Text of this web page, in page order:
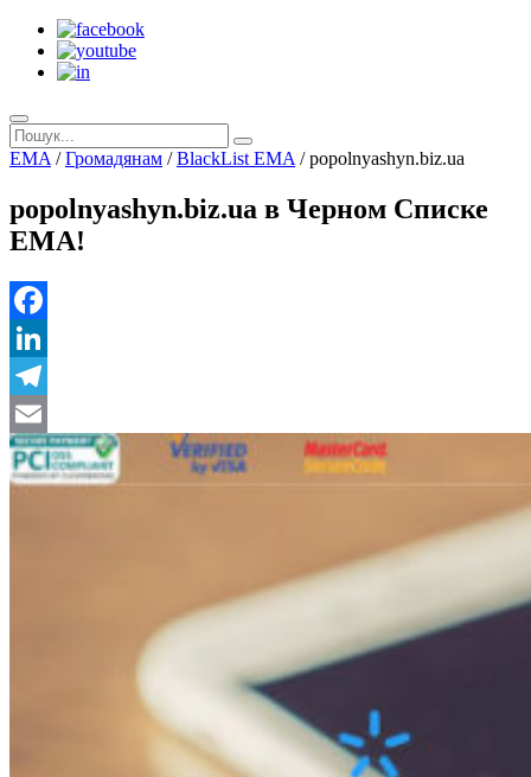
EMA /Громадянам /BlackList EMA /popolnyashyn.biz.ua
popolnyashyn.biz.ua в Черном Списке
ЕМА!
Facebook
LinkedIn
Telegram
Email